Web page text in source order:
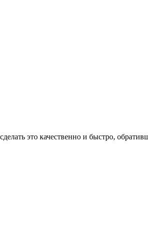
это качественно и быстро,